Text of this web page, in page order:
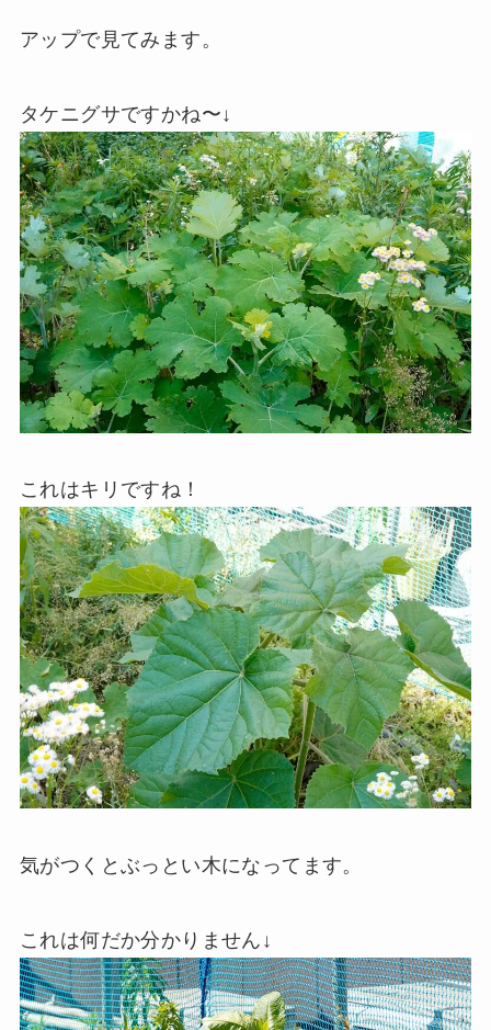
アップで見てみます。
タケニグサですかね〜↓
これはキリですね！
気がつくとぶっとい木になってます。
これは何だか分かりません↓